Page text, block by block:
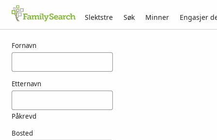
Slektstre Søk Minner Engasjer
Fornavn
Etternavn
Påkrevd
Bosted